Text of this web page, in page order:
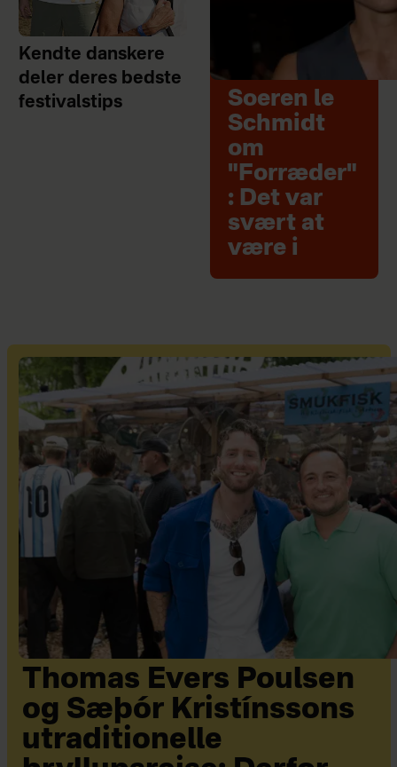
Kendte danskere
deler deres bedste
festivalstips
Soeren le
Schmidt
om
"Forræder"
: Det var
svært at
være i
Thomas Evers Poulsen
og Sæþór Kristínssons
utraditionelle